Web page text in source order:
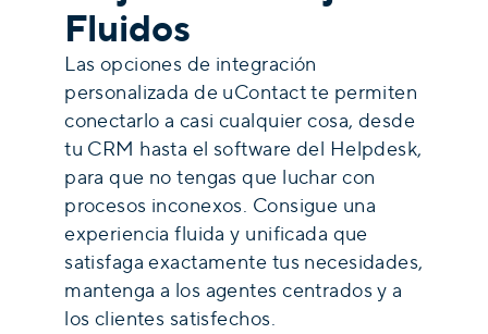
Fluidos
Las opciones de integración
personalizada de uContact te permiten
conectarlo a casi cualquier cosa, desde
tu CRM hasta el software del Helpdesk,
para que no tengas que luchar con
procesos inconexos. Consigue una
experiencia fluida y unificada que
satisfaga exactamente tus necesidades,
mantenga a los agentes centrados y a
los clientes satisfechos.